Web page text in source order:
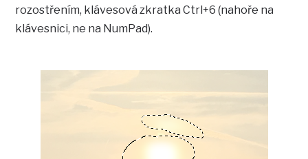
rozostřením, klávesová zkratka Ctrl+6 (nahoře na
klávesnici, ne na NumPad).